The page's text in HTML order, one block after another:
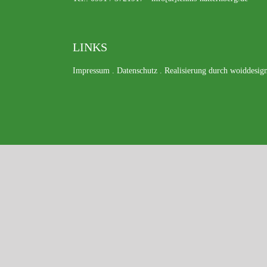
LINKS
Impressum . Datenschutz . Realisierung durch